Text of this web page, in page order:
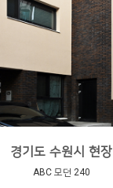
경기도 수원시 현장
ABC 모던 240